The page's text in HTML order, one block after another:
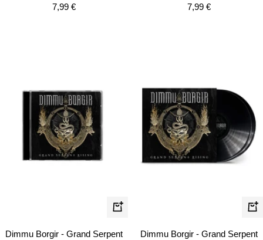
Angebotspreis
7,99 €
Angebotspreis
7,99 €
In
Dimmu Borgir - Grand Serpent
In
Dimmu Borgir - Grand Serpent